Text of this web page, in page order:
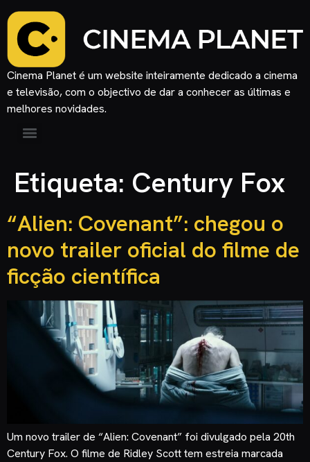
Cinema Planet é um website inteiramente dedicado a cinema
e televisão, com o objectivo de dar a conhecer as últimas e
melhores novidades.
Etiqueta: Century Fox
“Alien: Covenant”: chegou o
novo trailer oficial do filme de
ficção científica
Um novo trailer de “Alien: Covenant” foi divulgado pela 20th
Century Fox. O filme de Ridley Scott tem estreia marcada